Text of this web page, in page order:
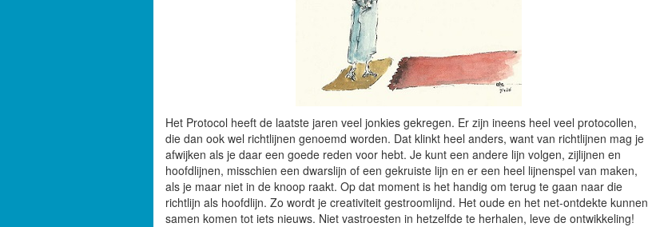
Het Protocol heeft de laatste jaren veel jonkies gekregen. Er zijn ineens heel veel protocollen,
die dan ook wel richtlijnen genoemd worden. Dat klinkt heel anders, want van richtlijnen mag je
afwijken als je daar een goede reden voor hebt. Je kunt een andere lijn volgen, zijlijnen en
hoofdlijnen, misschien een dwarslijn of een gekruiste lijn en er een heel lijnenspel van maken,
als je maar niet in de knoop raakt. Op dat moment is het handig om terug te gaan naar die
richtlijn als hoofdlijn. Zo wordt je creativiteit gestroomlijnd. Het oude en het net-ontdekte kunnen
samen komen tot iets nieuws. Niet vastroesten in hetzelfde te herhalen, leve de ontwikkeling!